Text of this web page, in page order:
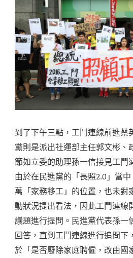
到了下午三點，工鬥連線前進蔡
黨則是派出社運部主任郭文彬、
節如立委的助理孫一信接見工鬥
由於在民進黨的「長照2.0」當
萬「家務移工」的位置，也未對
動狀況提出看法，因此工鬥連線
議題進行提問。民進黨代表孫一
回答，直到工鬥連線進行追問下
於「是否廢除家庭聘僱，改由國